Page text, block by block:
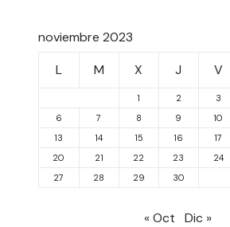
noviembre 2023
L
M X J V
1 2 3
6
7 8 9 10
13
14 15 16 17
20
21 22 23 24
27
28 29 30
« Oct Dic »